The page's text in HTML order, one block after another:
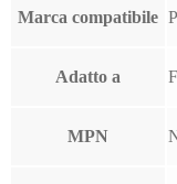
Marca compatibile
Adatto a
MPN